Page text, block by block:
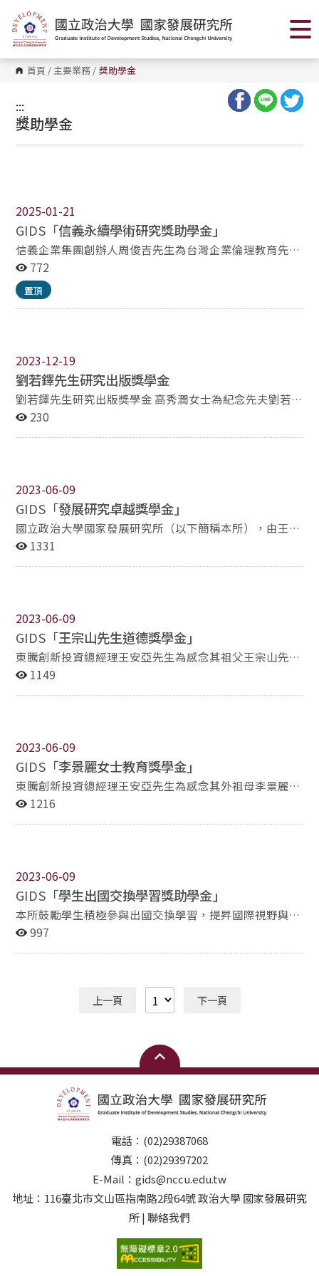
到
主
要
內
容
區 首頁 / 主要業務 / 獎助學金
:::
:::
獎助學金
2025-01-21
GIDS「信義永續學術研究獎助學金」
信義企業集團創辦人周俊吉先生為台灣企業倫理教育先
驅， 以專業知識群體力量服務社會大眾為立業宗旨， 支
持學子勤學向善，精進學術研究，捐贈新台幣10萬元/
年， 作為國立政治大學國家發展研究所學生學術研究獎助
學金。 本獎助學金之審核由政大國發所所務會議辦理。
件： （一）政大國發所一年級以上碩、博士生，包含本國
生、僑生、大陸生及外籍生。 （二）在校學業成績優良、
品德兼備，進行學術研究田野調查、赴國外參與國際學術
會議發表，主題與發展研究（包括政治發展、經濟發展、
社會發展、永續發展等多元領域）相關，且具有研究成果
者。 申請方式：檢附申請書、相關證明文件至政大國發所
指定代表公開表揚獲獎學生，並致贈獎狀乙紙。
772
置頂
2023-12-19
劉若鐸先生研究出版獎學金
劉若鐸先生研究出版獎學金 高秀潤女士為紀念先夫劉若鐸
先生亂世困學，終身以教育為念，獎掖優秀學子對學術研
助學金之審核由政大國發所所務會議辦理。 獎助金額：視
當年度經費額度而定，實際金額，由政大國發所獎學金審
議委員會或所務會議討論決定。 獎助對象：政大國發所在
學之學位生（含一般生、在職生、碩士生、博士生、本國
請文件： （一）劉若鐸先生研究出版申請書。 （二）研
究出版全文與證明文件。 申請方式：檢附上述各項證明文
件至政大國發所辦公室辦理。 申請時間：依據政大國發所
公告，每學年辦理2 次。 頒發表揚：邀請高秀潤女士公開
230
2023-06-09
GIDS「發展研究卓越獎學金」
國立政治大學國家發展研究所（以下簡稱本所），由王振
寰名譽教授擘劃以「發展研究」（development
款，作為本所學生專屬獎學金。 「發展研究卓越獎學金」
發放對象，為本所全職碩、博士生，包含本國生、大陸生
及外籍生，宗旨係鼓勵全職學生專心致力於學術研究。
「發展研究卓越獎學金」配合募款金額，規劃每年至少核
發2名，每名金額不低於1.5萬元，實際發放名額與金額，
視募款所得，由獎學金審議委員會或所務會議討論決定。
生（陸生）、林○超博士生 104-1獲獎：柯○祥碩士生、
林○超博士生 103-1增額：劉○揚碩士生（陸生）、莊○
惠碩士生 105-1獲獎：莊○惠碩士生、陳○翔碩士生（陸
生） 106-1獲獎：李○珩碩士生、王○萱碩士生 107-1獲
獎：從缺 108-1獲獎：姚○博士生（陸生）、季○琦博士
生（陸生） 109-1獲獎：姚○博士生（陸生）、李○風博
香博士生（越南外籍生）、游○亮博士生（陸生） 112-1
獲獎：貝○瑪博士生（布吉納法索外籍生）、許○月博士
生（陸生）、羅○民碩士生 113-1獲獎：從缺 114-1獲
獎：楊○祿碩士生
1331
2023-06-09
GIDS「王宗山先生道德獎學金」
東騰創新投資總經理王安亞先生為感念其祖父王宗山先
生， 一生為民為國，大公無私，友愛國民之情操， 深信
102-2獲獎：郭○禎碩士生 103-1獲獎：楊○安碩士生
104-1獲獎：康○琪碩士生 105-1獲獎：殷○宏博士生
106-1獲獎：周○履碩士生 107-1獲獎：林○超博士生
108-1獲獎：蔡○君碩士生 109-1獲獎：張○兒碩士生
（陸生） 110-1獲獎：黃○賓碩士生 111-2獲獎：張○薇
碩士生（馬來西亞僑生） 112-2獲獎：許○月博士生（陸
1149
2023-06-09
GIDS「李景麗女士教育獎學金」
東騰創新投資總經理王安亞先生為感念其外祖母李景麗女
士， 簡樸堅毅，樂於生活，終身奉獻服務家人、親友，
景麗女士教育獎學金」歷年獲獎名單 102-2獲獎：樓○舟
碩士生（陸生） 103-2獲獎：林○超博士生 104-2獲獎：
林○青碩士生 105-2獲獎：姚○博士生（陸生） 106-2獲
獎：季○琦博士生（陸生） 107-2獲獎：鄒○蘇博士生
（陸生） 108-2獲獎：黃○維博士生 109-2獲獎：李○風
博士生（陸生） 110-2獲獎：袁○奇碩士生（陸生） 111-
亮博士生（陸生） 113-2獲獎：曾○嘉碩士生 114-2獲
獎：梁○珉博士生
1216
2023-06-09
GIDS「學生出國交換學習獎助學金」
本所鼓勵學生積極參與出國交換學習，提昇國際視野與學
習經驗， 2020年魏玫娟前所長發起「補助學生出國交換
本所學生出國交換學習獎助學金 「學生出國交換學習獎助
學金」發放對象，為本所一年級以上碩、博士生， 包含本
幣2萬元為上限， 學生若已獲校內、外相關補助，至多給
予獎助學金5千元。 實際發放名額與金額，視募款所得，
由獎學金審議委員會或所務會議討論決定。
997
上一頁 下一頁
電話：(02)29387068
傳真：(02)29397202
E-Mail：gids@nccu.edu.tw
地址：116臺北市文山區指南路2段64號 政治大學 國家發展研究
所 | 聯絡我們